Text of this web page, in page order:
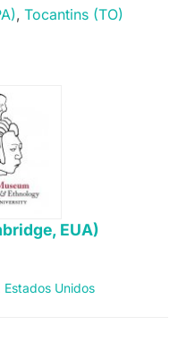
Tocantins (TO)
EUA)
Estados Unidos